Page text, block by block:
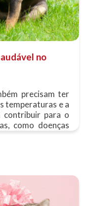
no
precisam ter
temperaturas e a
contribuir para o
como doenças